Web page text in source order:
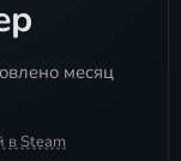
месяц
в Steam